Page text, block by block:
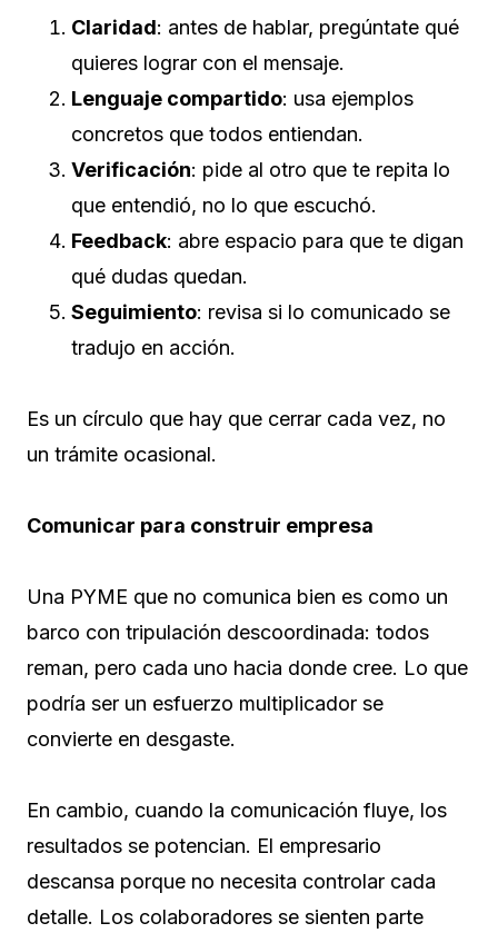
Claridad: antes de hablar, pregúntate qué
quieres lograr con el mensaje.
Lenguaje compartido: usa ejemplos
concretos que todos entiendan.
Verificación: pide al otro que te repita lo
que entendió, no lo que escuchó.
Feedback: abre espacio para que te digan
qué dudas quedan.
Seguimiento: revisa si lo comunicado se
tradujo en acción.
Es un círculo que hay que cerrar cada vez, no
un trámite ocasional.
Comunicar para construir empresa
Una PYME que no comunica bien es como un
barco con tripulación descoordinada: todos
reman, pero cada uno hacia donde cree. Lo que
podría ser un esfuerzo multiplicador se
convierte en desgaste.
En cambio, cuando la comunicación fluye, los
resultados se potencian. El empresario
descansa porque no necesita controlar cada
detalle. Los colaboradores se sienten parte